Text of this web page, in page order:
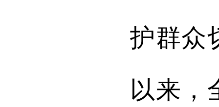
护群众
以来，